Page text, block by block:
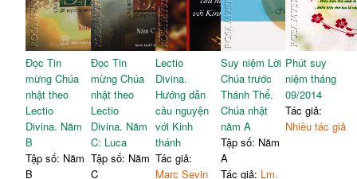
Đọc Tin
mừng Chúa
nhật theo
Lectio
Divina. Năm
B
Tập số: Năm
B
Đọc Tin
mừng Chúa
nhật theo
Lectio
Divina. Năm
C: Luca
Tập số: Năm
C
Lectio
Divina.
Hướng dẫn
cầu nguyện
với Kinh
thánh
Tác giả:
Marc Sevin
Suy niệm Lời
Chúa trước
Thánh Thể.
Chúa nhật
năm A
Tập số: Năm
A
Tác giả: Lm.
Phút suy
niệm tháng
09/2014
Tác giả:
Nhiều tác giả